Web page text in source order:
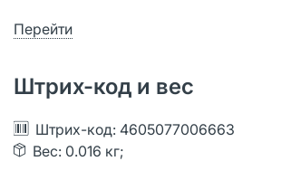
Перейти
Штрих-код и вес
Штрих-код: 4605077006663
Вес: 0.016 кг;